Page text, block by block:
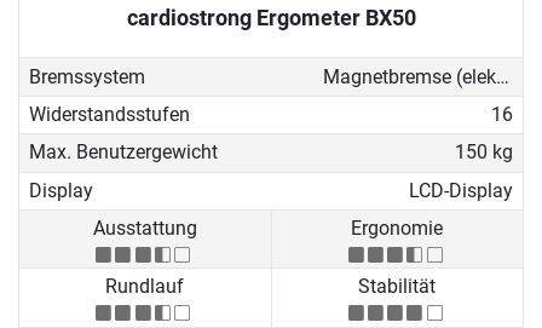
cardiostrong Ergometer BX50
Bremssystem
Magnetbremse (elektronisch)
Widerstandsstufen
16
Max. Benutzergewicht
150 kg
Display
LCD-Display
Ausstattung
Ergonomie
Rundlauf Stabilität